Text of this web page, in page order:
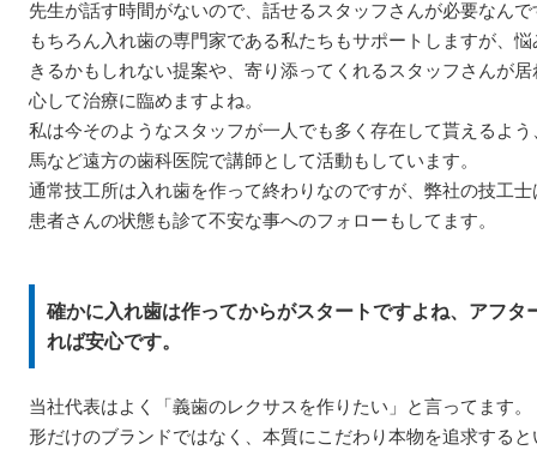
先生が話す時間がないので、話せるスタッフさんが必要なんで
もちろん入れ歯の専門家である私たちもサポートしますが、
きるかもしれない提案や、寄り添ってくれるスタッフさんが
心して治療に臨めますよね。
私は今そのようなスタッフが一人でも多く存在して貰えるよ
馬など遠方の歯科医院で講師として活動もしています。
通常技工所は入れ歯を作って終わりなのですが、弊社の技工
患者さんの状態も診て不安な事へのフォローもしてます。
確かに入れ歯は作ってからがスタートですよね、アフタ
れば安心です。
当社代表はよく「義歯のレクサスを作りたい」と言ってます。
形だけのブランドではなく、本質にこだわり本物を追求する